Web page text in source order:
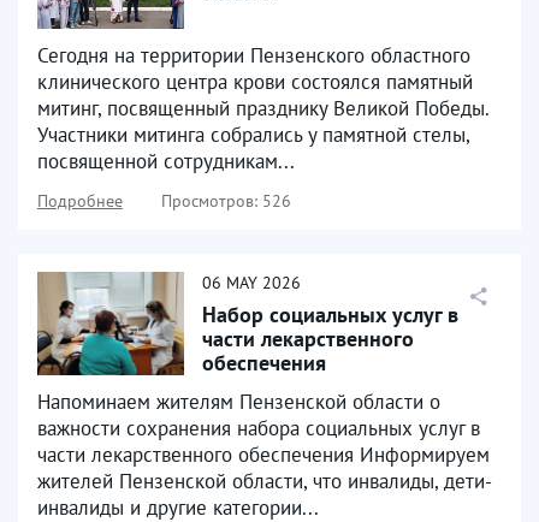
Сегодня на территории Пензенского областного
клинического центра крови состоялся памятный
митинг, посвященный празднику Великой Победы.
Участники митинга собрались у памятной стелы,
посвященной сотрудникам...
Подробнее Просмотров: 526
06 MAY 2026
Набор социальных услуг в
части лекарственного
обеспечения
Напоминаем жителям Пензенской области о
важности сохранения набора социальных услуг в
части лекарственного обеспечения Информируем
жителей Пензенской области, что инвалиды, дети-
инвалиды и другие категории...